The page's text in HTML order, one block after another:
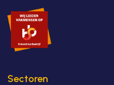
Sectoren